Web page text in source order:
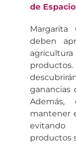
de
Margarita
deben
ganancias
Además,
mantener
productos